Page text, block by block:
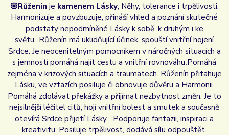
🌸Růženín je kamenem Lásky, Něhy, tolerance i trpělivosti.
Harmonizuje a povzbuzuje, přináší vhled a poznání skutečné
podstaty nepodmíněné Lásky k sobě, k druhým i ke
světu...Růženín má uklidňující účinek, spouští vnitřní hojení
Srdce. Je neocenitelným pomocníkem v náročných situacích a
s jemností pomáhá najít cestu a vnitřní rovnováhu.Pomáhá
zejména v krizových situacích a traumatech. Růženín přitahuje
Lásku, ve vztazích posiluje či obnovuje důvěru a Harmonii.
Pomáhá zdolávat překážky a přijímat nezbytnost změn. Je to
nejsilnější léčitel citů, hojí vnitřní bolest a smutek a současně
otevírá Srdce přijetí Lásky... Podporuje fantazii, inspiraci a
kreativitu. Posiluje trpělivost, dodává sílu odpouštět.